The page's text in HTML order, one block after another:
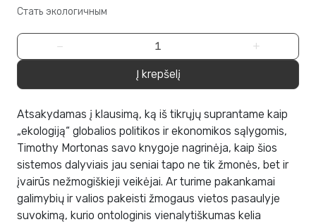
Стать экологичным
− +
Į krepšelį
Atsakydamas į klausimą, ką iš tikrųjų suprantame kaip
„ekologiją“ globalios politikos ir ekonomikos sąlygomis,
Timothy Mortonas savo knygoje nagrinėja, kaip šios
sistemos dalyviais jau seniai tapo ne tik žmonės, bet ir
įvairūs nežmogiškieji veikėjai. Ar turime pakankamai
galimybių ir valios pakeisti žmogaus vietos pasaulyje
suvokimą, kurio ontologinis vienalytiškumas kelia